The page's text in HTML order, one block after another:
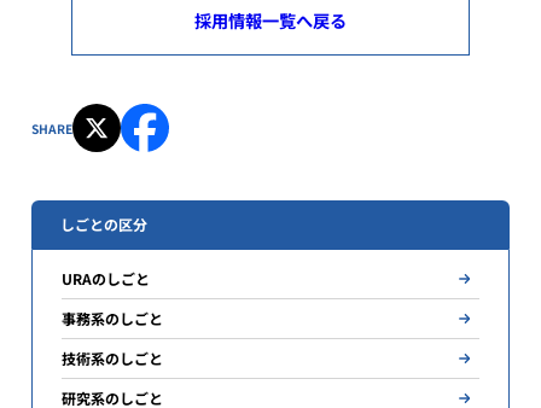
採用情報一覧へ戻る
SHARE
しごとの区分
URAのしごと
事務系のしごと
技術系のしごと
研究系のしごと